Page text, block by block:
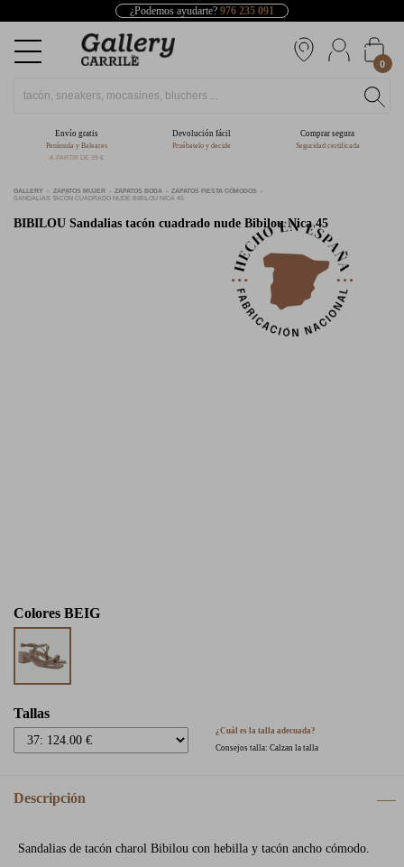
¿Podemos ayudarte? 976 235 091
0
Envío gratis
Península y Baleares
A PARTIR DE 39 €
Devolución fácil
Pruébatelo y decide
Comprar segura
Seguridad certificada
GALLERY ZAPATOS MUJER ZAPATOS BODA
ZAPATOS FIESTA CÓMODOS
SANDALIAS TACÓN CUADRADO NUDE BIBILOU NICA 45
BIBILOU Sandalias tacón cuadrado nude Bibilou Nica 45
Colores BEIG
Tallas
¿Cuál es la talla adecuada?
Consejos talla: Calzan la talla
Descripción
Sandalias de tacón charol Bibilou con hebilla y tacón ancho cómodo.